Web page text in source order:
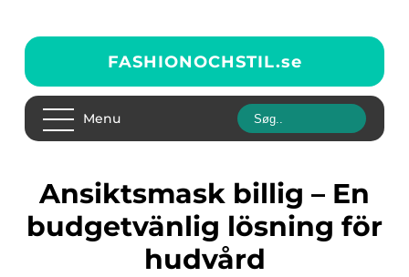
FASHIONOCHSTIL.se
Menu
Ansiktsmask billig – En
budgetvänlig lösning för
hudvård